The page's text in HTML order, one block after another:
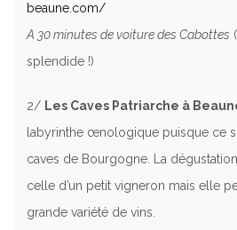
beaune.com/
A 30 minutes de voiture des Cabottes
splendide !)
2/ Les Caves Patriarche à
labyrinthe œnologique puisque ce
caves de Bourgogne. La
celle d’un petit vigneron mais elle
grande variété de vins.